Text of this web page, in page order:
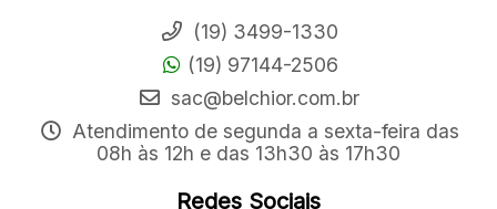
(19) 3499-1330
(19) 97144-2506
sac@belchior.com.br
Atendimento de segunda a sexta-feira das
08h às 12h e das 13h30 às 17h30
Redes Sociais